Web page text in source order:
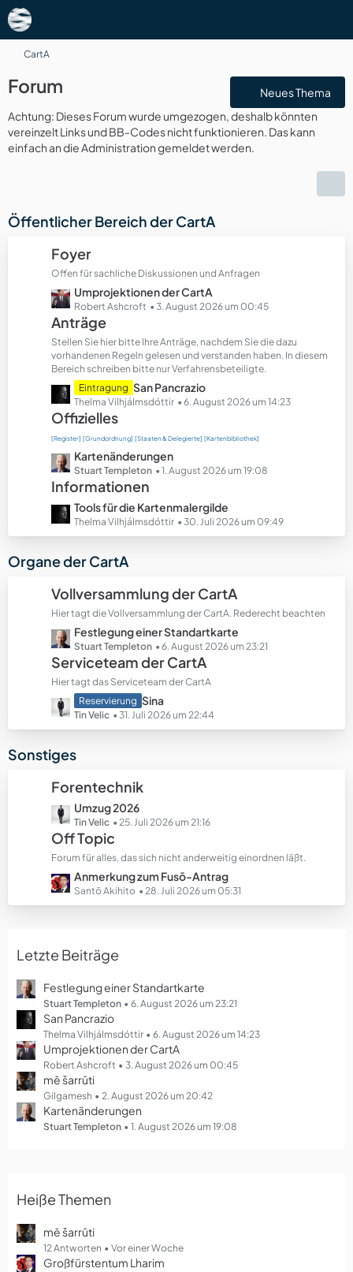
CartA
Forum
Neues Thema
Achtung: Dieses Forum wurde umgezogen, deshalb könnten
vereinzelt Links und BB-Codes nicht funktionieren. Das kann
einfach an die Administration gemeldet werden.
Öffentlicher Bereich der CartA
Foyer
Offen für sachliche Diskussionen und Anfragen
L
e
t
z
t
e
B
e
i
t
ä
g
e
Umprojektionen der CartA
Robert Ashcroft 3. August 2026 um 00:45
Anträge
Stellen Sie hier bitte Ihre Anträge, nachdem Sie die dazu
vorhandenen Regeln gelesen und verstanden haben. In diesem
Bereich schreiben bitte nur Verfahrensbeteiligte.
L
e
t
z
t
e
B
ä
e
Eintragung San Pancrazio
Thelma Vilhjálmsdóttir 6. August 2026 um 14:23
Offizielles
[Register] [Grundordnung] [Staaten & Delegierte] [Kartenbibliothek]
L
e
z
e
e
t
r
ä
g
e
Kartenänderungen
Stuart Templeton 1. August 2026 um 19:08
Informationen
L
e
t
t
e
B
e
i
t
r
ä
g
e
Tools für die Kartenmalergilde
Thelma Vilhjálmsdóttir 30. Juli 2026 um 09:49
Organe der CartA
Vollversammlung der CartA
Hier tagt die Vollversammlung der CartA. Rederecht beachten
L
e
t
z
t
e
B
i
r
ä
g
e
Festlegung einer Standartkarte
Stuart Templeton 6. August 2026 um 23:21
Serviceteam der CartA
Hier tagt das Serviceteam der CartA
L
e
t
t
e
B
e
i
t
r
ä
g
e
Reservierung Sina
Tin Velic 31. Juli 2026 um 22:44
Sonstiges
Forentechnik
L
e
t
z
t
e
B
t
r
g
Umzug 2026
Tin Velic 25. Juli 2026 um 21:16
Off Topic
Forum für alles, das sich nicht anderweitig einordnen läßt.
L
e
t
e
e
i
t
r
ä
g
e
Anmerkung zum Fusō-Antrag
Santō Akihito 28. Juli 2026 um 05:31
Letzte Beiträge
Festlegung einer Standartkarte
Stuart Templeton 6. August 2026 um 23:21
San Pancrazio
Thelma Vilhjálmsdóttir 6. August 2026 um 14:23
Umprojektionen der CartA
Robert Ashcroft 3. August 2026 um 00:45
mē šarrūti
Gilgamesh 2. August 2026 um 20:42
Kartenänderungen
Stuart Templeton 1. August 2026 um 19:08
Heiße Themen
mē šarrūti
12 Antworten Vor einer Woche
Großfürstentum Lharim